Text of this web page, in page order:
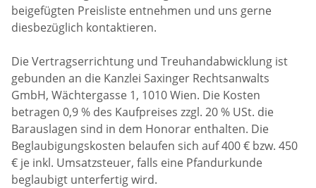
beigefügten Preisliste entnehmen und uns gerne
diesbezüglich kontaktieren.
Die Vertragserrichtung und Treuhandabwicklung ist
gebunden an die Kanzlei Saxinger Rechtsanwalts
GmbH, Wächtergasse 1, 1010 Wien. Die Kosten
betragen 0,9 % des Kaufpreises zzgl. 20 % USt. die
Barauslagen sind in dem Honorar enthalten. Die
Beglaubigungskosten belaufen sich auf 400 € bzw. 450
€ je inkl. Umsatzsteuer, falls eine Pfandurkunde
beglaubigt unterfertig wird.